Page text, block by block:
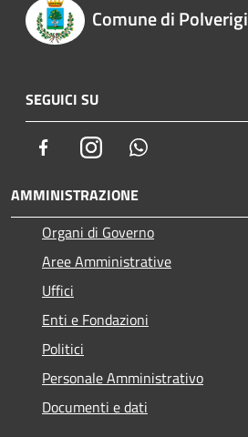
Comune di Polverigi
SEGUICI SU
FacebookInstagram
AMMINISTRAZIONE
Organi di Governo
Aree Amministrative
Uffici
Enti e Fondazioni
Politici
Personale Amministrativo
Documenti e dati